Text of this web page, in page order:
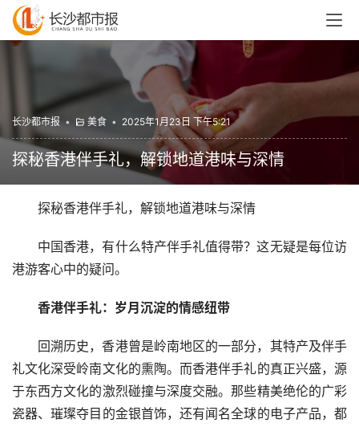
长沙都市报 • 美食 • 2025年1月23日 下午5:21
探秘香港伴手礼，解锁地道港味与深情
探秘香港伴手礼，解锁地道港味与深情
中国香港，有什么特产伴手礼值得带？这无疑是每位访
港游客心中的疑问。
香港伴手礼： 岁月沉淀的情感纽带
回溯历史，香港曾是岭南地区的一部分，其特产及伴手
礼文化深受岭南文化的熏陶。而香港伴手礼的真正兴盛，源
于东西方文化的激烈碰撞与深度交融。那些精美绝伦的广彩
瓷器、璀璨夺目的金银首饰，还有闻名全球的电子产品，都